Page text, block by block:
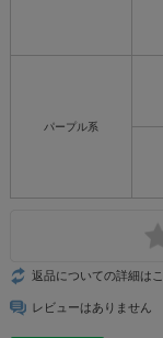
パープル系
返品についての詳細は
レビューはありません